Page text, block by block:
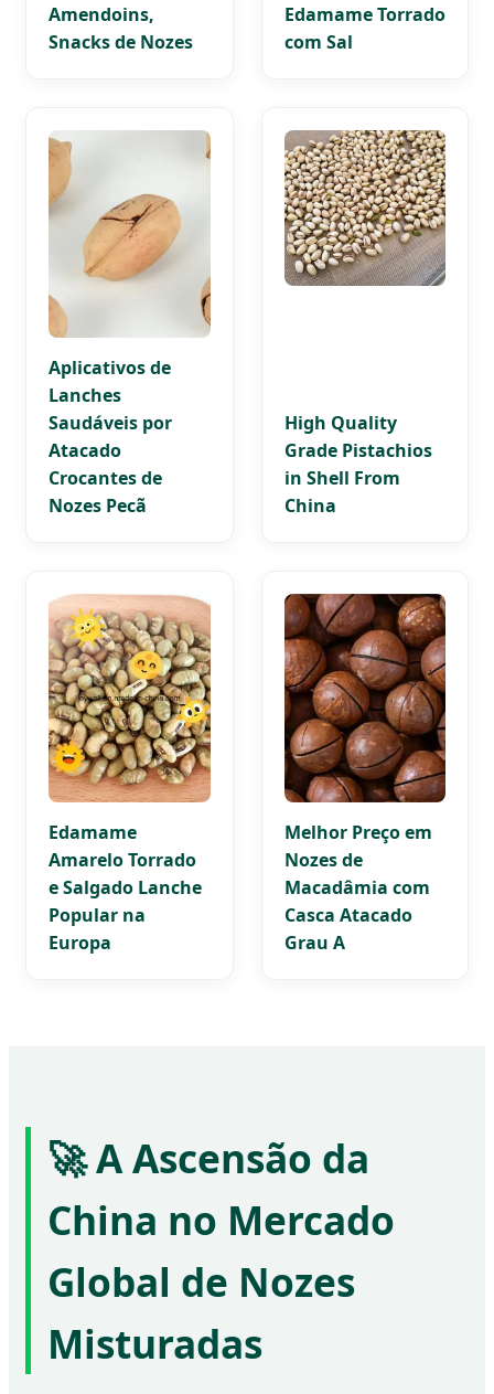
Amendoins,
Snacks de Nozes
Edamame Torrado
com Sal
Aplicativos de
Lanches
Saudáveis por
Atacado
Crocantes de
Nozes Pecã
High Quality
Grade Pistachios
in Shell From
China
Edamame
Amarelo Torrado
e Salgado Lanche
Popular na
Europa
Melhor Preço em
Nozes de
Macadâmia com
Casca Atacado
Grau A
🚀 A Ascensão da
China no Mercado
Global de Nozes
Misturadas